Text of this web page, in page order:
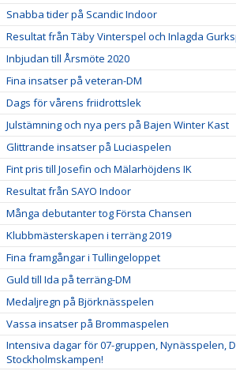
Snabba tider på Scandic Indoor
Resultat från Täby Vinterspel och Inlagda
Inbjudan till Årsmöte 2020
Fina insatser på veteran-DM
Dags för vårens friidrottslek
Julstämning och nya pers på Bajen Winter Kast
Glittrande insatser på Luciaspelen
Fint pris till Josefin och Mälarhöjdens IK
Resultat från SAYO Indoor
Många debutanter tog Första Chansen
Klubbmästerskapen i terräng 2019
Fina framgångar i Tullingeloppet
Guld till Ida på terräng-DM
Medaljregn på Björknässpelen
Vassa insatser på Brommaspelen
Intensiva dagar för 07-gruppen, Nynässpelen,
Stockholmskampen!